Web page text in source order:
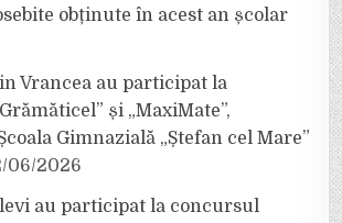
obținute în acest an școlar
Vrancea au participat la
și „MaxiMate”,
Gimnazială „Ștefan cel Mare”
06/2026
au participat la concursul